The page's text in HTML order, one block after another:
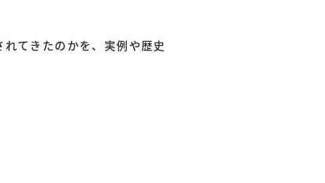
てきたのかを、実例や歴史